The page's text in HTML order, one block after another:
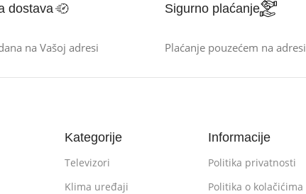
dostava
na Vašoj adresi
Sigurno plaćanje
Plaćanje pouzećem na adresi
Kategorije
Televizori
Klima uređaji
Informacije
Politika privatnosti
Politika o kolačićima